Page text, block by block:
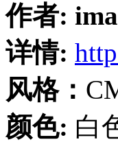
作者:
详情:
风格：
颜色: 白